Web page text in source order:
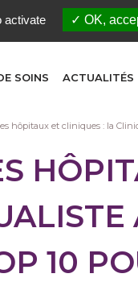
SOINS ACTUALITÉS
hôpitaux et cliniques : la
10
activate OK,